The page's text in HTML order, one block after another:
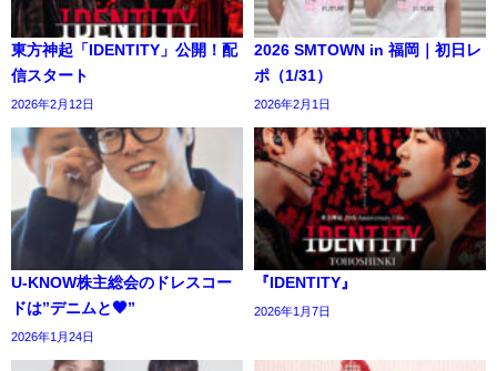
東方神起「IDENTITY」公開！配
信スタート
2026年2月12日
2026 SMTOWN in 福岡｜初日レ
ポ（1/31）
2026年2月1日
U-KNOW株主総会のドレスコー
ドは”デニムと🖤”
2026年1月24日
『IDENTITY』
2026年1月7日